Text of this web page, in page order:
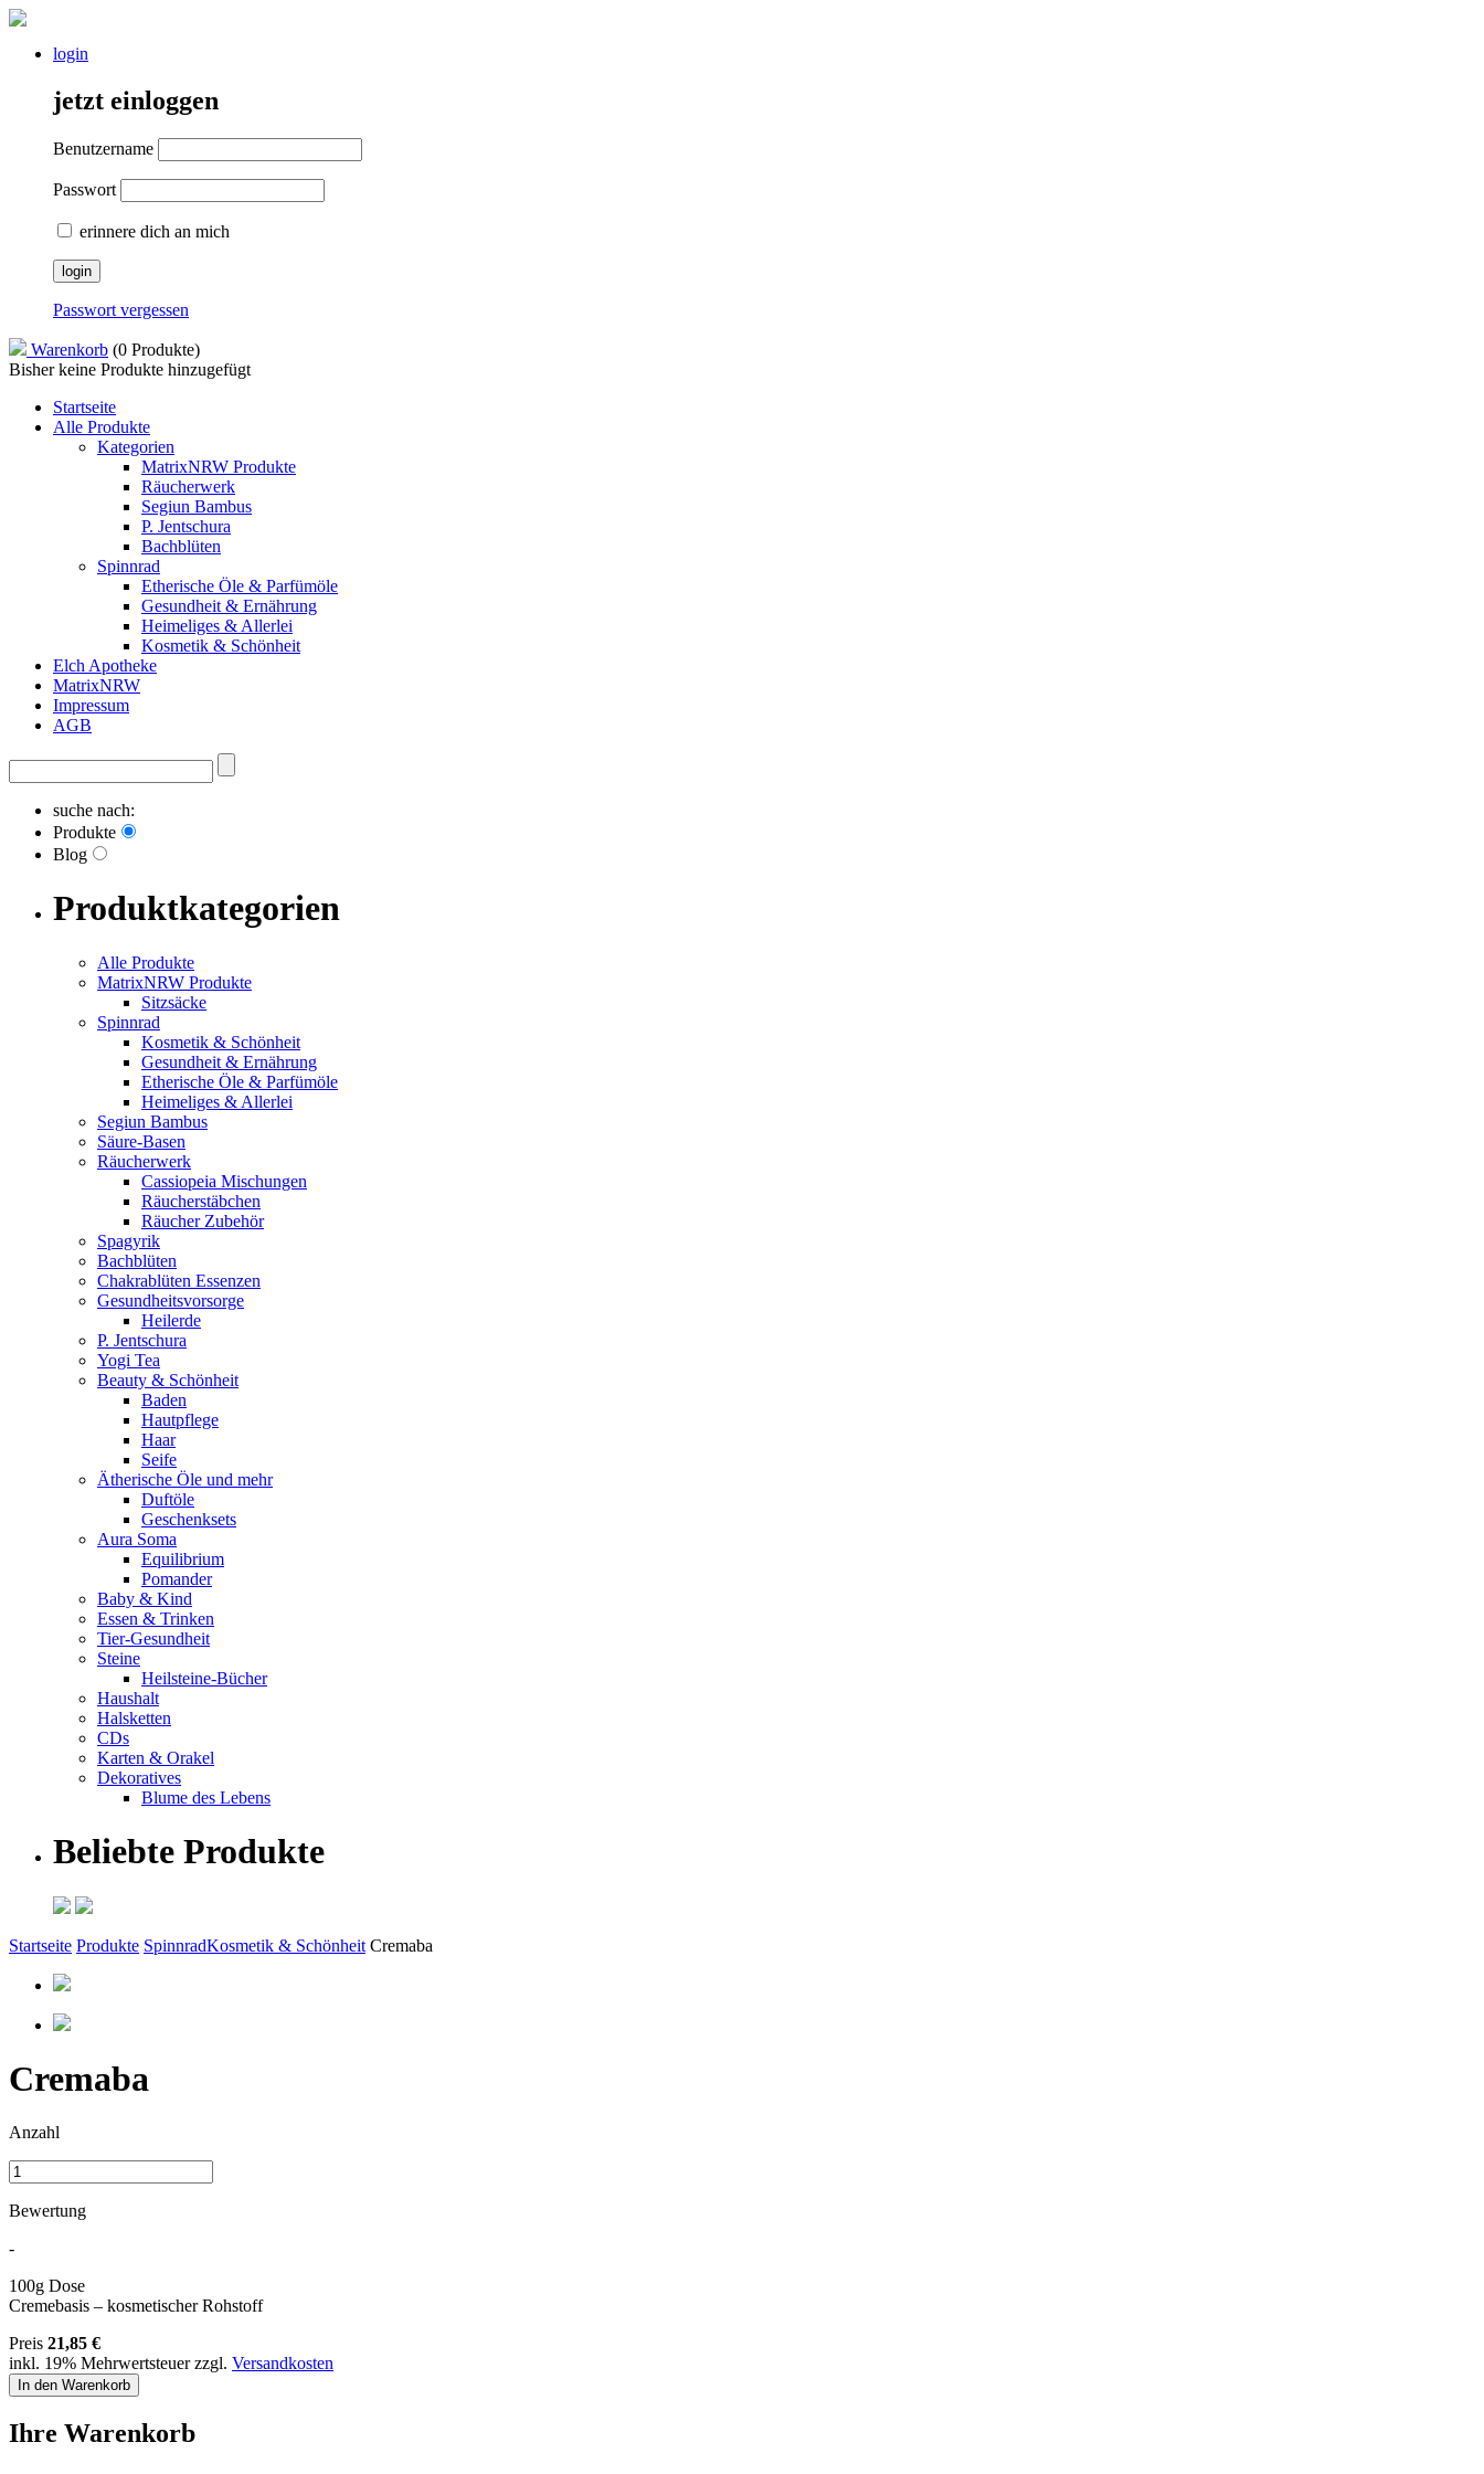
login
jetzt einloggen
Benutzername
Passwort
erinnere dich an mich
Passwort vergessen
Warenkorb (0 Produkte)
Bisher keine Produkte hinzugefügt
Startseite
Alle Produkte
Kategorien
MatrixNRW Produkte
Räucherwerk
Segiun Bambus
P. Jentschura
Bachblüten
Spinnrad
Etherische Öle & Parfümöle
Gesundheit & Ernährung
Heimeliges & Allerlei
Kosmetik & Schönheit
Elch Apotheke
MatrixNRW
Impressum
AGB
suche nach:
Produkte
Blog
Produktkategorien
Alle Produkte
MatrixNRW Produkte
Sitzsäcke
Spinnrad
Kosmetik & Schönheit
Gesundheit & Ernährung
Etherische Öle & Parfümöle
Heimeliges & Allerlei
Segiun Bambus
Säure-Basen
Räucherwerk
Cassiopeia Mischungen
Räucherstäbchen
Räucher Zubehör
Spagyrik
Bachblüten
Chakrablüten Essenzen
Gesundheitsvorsorge
Heilerde
P. Jentschura
Yogi Tea
Beauty & Schönheit
Baden
Hautpflege
Haar
Seife
Ätherische Öle und mehr
Duftöle
Geschenksets
Aura Soma
Equilibrium
Pomander
Baby & Kind
Essen & Trinken
Tier-Gesundheit
Steine
Heilsteine-Bücher
Haushalt
Halsketten
CDs
Karten & Orakel
Dekoratives
Blume des Lebens
Beliebte Produkte
Startseite Produkte SpinnradKosmetik & Schönheit Cremaba
Cremaba
Anzahl
Bewertung
-
100g Dose
Cremebasis – kosmetischer Rohstoff
Preis 21,85 €
inkl. 19% Mehrwertsteuerzzgl. Versandkosten
Ihre Warenkorb